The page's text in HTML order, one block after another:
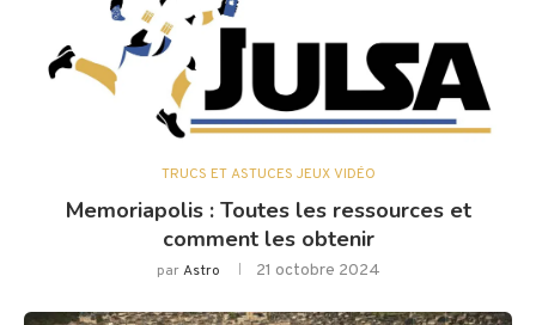
TRUCS ET ASTUCES JEUX VIDÉO
Memoriapolis : Toutes les ressources et
comment les obtenir
parAstro 21 octobre 2024